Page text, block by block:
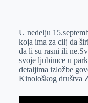
e
r
I
n
s
A
p
p
a
i
l
U nedelju
koja ima za cilj da
da li su rasni ili
svoje ljubimce u
detaljima izložbe
Kinološkog društva